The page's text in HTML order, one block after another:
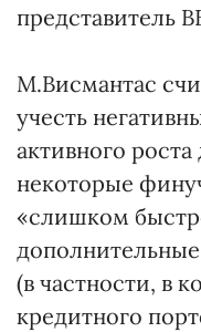
представитель
М.Висмантас
учесть
активного
некоторые
«слишком
(в частности, в
кредитного